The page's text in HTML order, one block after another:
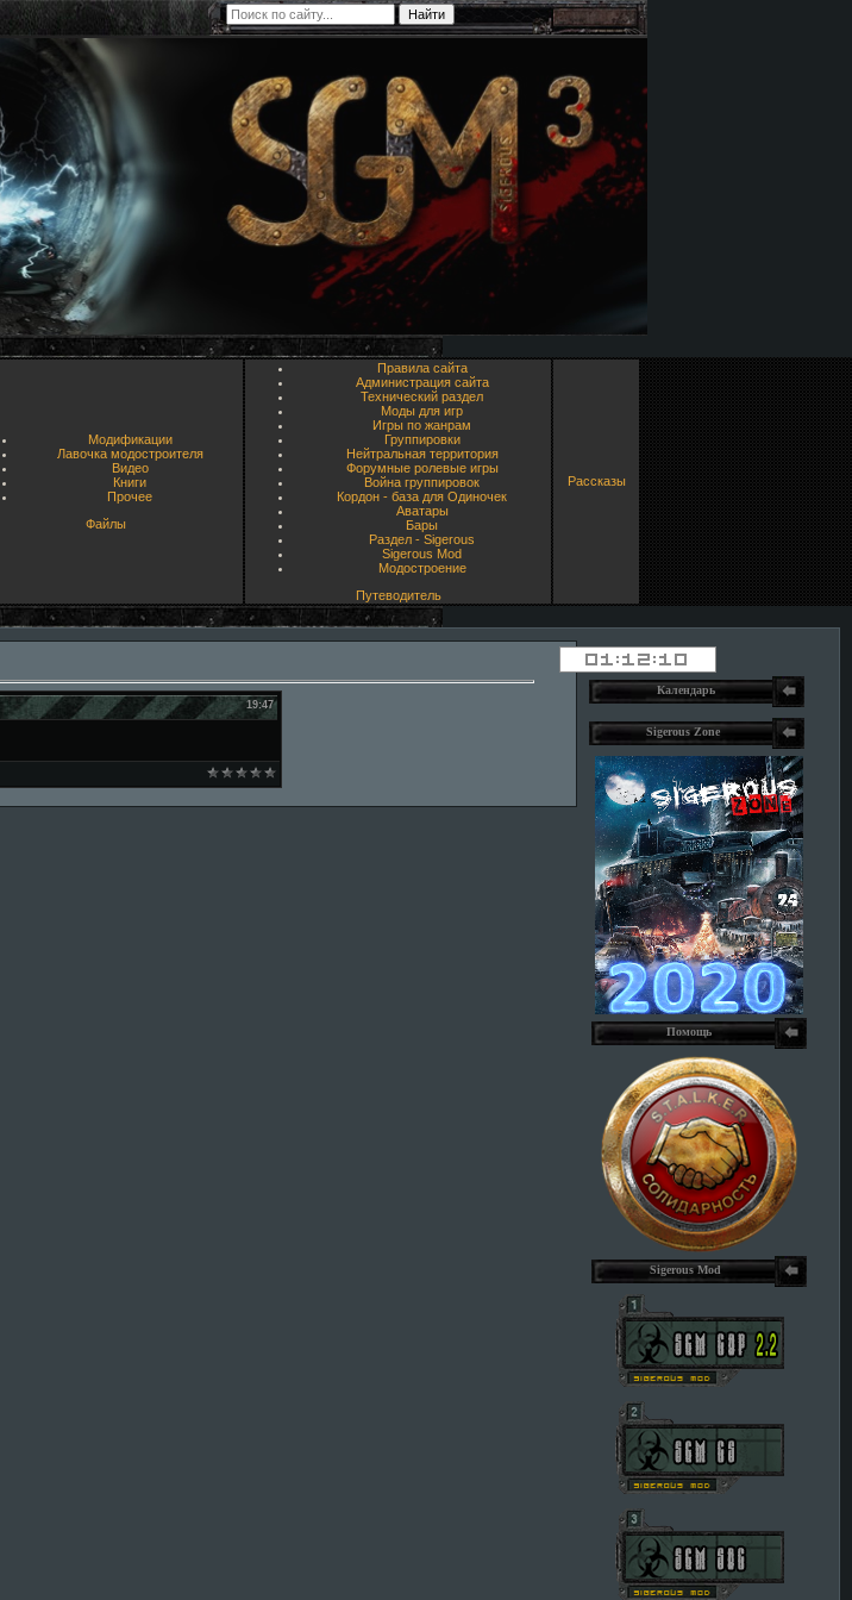
Модификации
Лавочка модостроителя
Видео
Книги
Прочее
Файлы
Правила сайта
Администрация сайта
Технический раздел
Моды для игр
Игры по жанрам
Группировки
Нейтральная территория
Форумные ролевые игры
Война группировок
Кордон - база для Одиночек
Аватары
Бары
Раздел - Sigerous
Sigerous Mod
Модостроение
Путеводитель
Рассказы
19:47
Календарь
Sigerous Zone
Помощь
Sigerous Mod